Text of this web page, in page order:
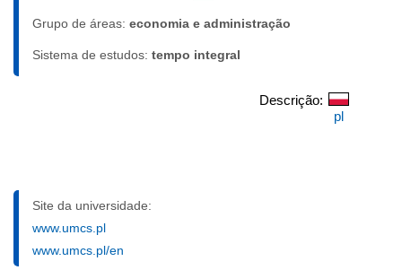
Grupo de áreas: economia e administração
Sistema de estudos: tempo integral
Descrição:
pl
Site da universidade:
www.umcs.pl
www.umcs.pl/en